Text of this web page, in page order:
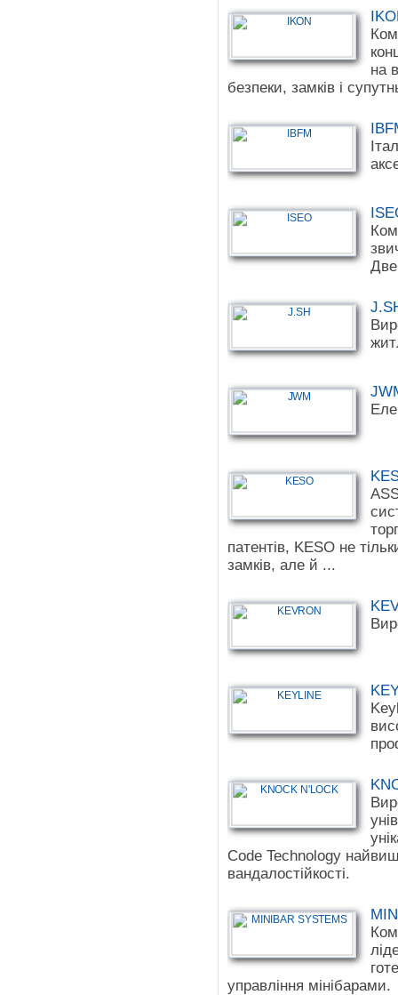
на
безпеки, замків і
патентів, KESO не
замків, але й ...
Code Technology
вандалостійкості.
управління мінібарами.